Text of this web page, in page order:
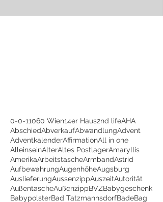
0-0-11060 Wien14er Haus2nd lifeAHA
AbschiedAbverkaufAbwandlungAdvent
AdventkalenderAffirmationAll in one
AlleinseinAlterAltes PostlagerAmaryllis
AmerikaArbeitstascheArmbandAstrid
AufbewahrungAugenhöheAugsburg
AuslieferungAussenzippAuszeitAutorität
AußentascheAußenzippBVZBabygeschenk
BabypolsterBad TatzmannsdorfBadeBag